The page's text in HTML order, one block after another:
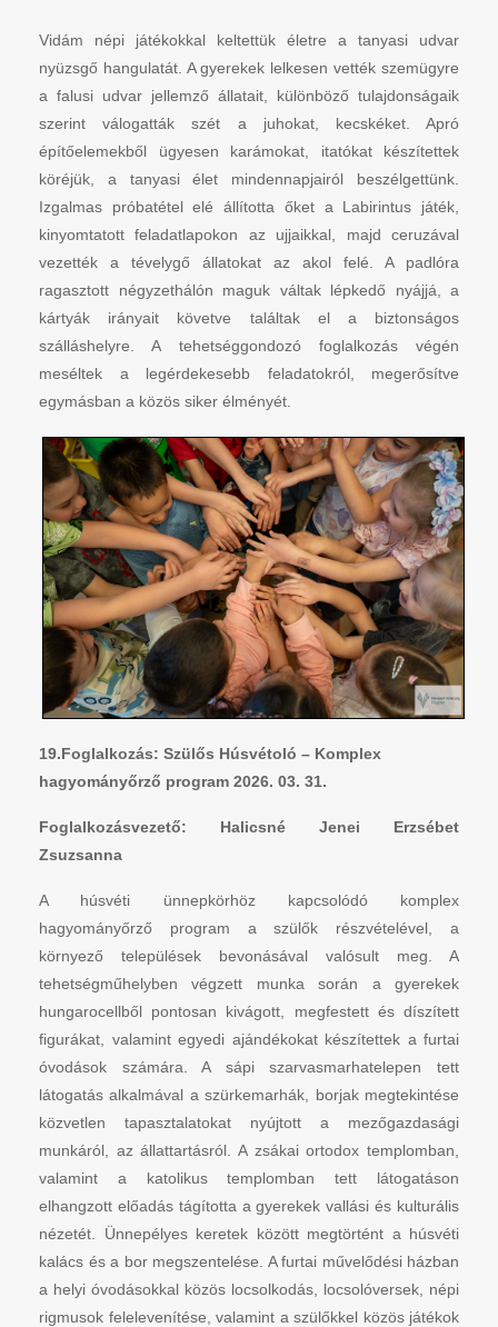
Vidám népi játékokkal keltettük életre a tanyasi udvar
nyüzsgő hangulatát. A gyerekek lelkesen vették szemügyre
a falusi udvar jellemző állatait, különböző tulajdonságaik
szerint válogatták szét a juhokat, kecskéket. Apró
építőelemekből ügyesen karámokat, itatókat készítettek
köréjük, a tanyasi élet mindennapjairól beszélgettünk.
Izgalmas próbatétel elé állította őket a Labirintus játék,
kinyomtatott feladatlapokon az ujjaikkal, majd ceruzával
vezették a tévelygő állatokat az akol felé. A padlóra
ragasztott négyzethálón maguk váltak lépkedő nyájjá, a
kártyák irányait követve találtak el a biztonságos
szálláshelyre. A tehetséggondozó foglalkozás végén
meséltek a legérdekesebb feladatokról, megerősítve
egymásban a közös siker élményét.
19.Foglalkozás: Szülős Húsvétoló – Komplex
hagyományőrző program 2026. 03. 31.
Foglalkozásvezető: Halicsné Jenei Erzsébet
Zsuzsanna
A húsvéti ünnepkörhöz kapcsolódó komplex
hagyományőrző program a szülők részvételével, a
környező települések bevonásával valósult meg. A
tehetségműhelyben végzett munka során a gyerekek
hungarocellből pontosan kivágott, megfestett és díszített
figurákat, valamint egyedi ajándékokat készítettek a furtai
óvodások számára. A sápi szarvasmarhatelepen tett
látogatás alkalmával a szürkemarhák, borjak megtekintése
közvetlen tapasztalatokat nyújtott a mezőgazdasági
munkáról, az állattartásról. A zsákai ortodox templomban,
valamint a katolikus templomban tett látogatáson
elhangzott előadás tágította a gyerekek vallási és kulturális
nézetét. Ünnepélyes keretek között megtörtént a húsvéti
kalács és a bor megszentelése. A furtai művelődési házban
a helyi óvodásokkal közös locsolkodás, locsolóversek, népi
rigmusok felelevenítése, valamint a szülőkkel közös játékok